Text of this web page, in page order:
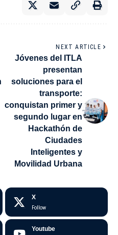
NEXT ARTICLE
Jóvenes del ITLA
presentan
soluciones para el
transporte:
conquistan primer y
segundo lugar en
Hackathón de
Ciudades
Inteligentes y
Movilidad Urbana
X
Follow
Youtube